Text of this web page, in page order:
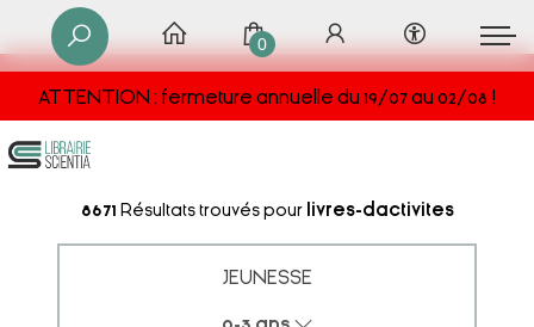
ATTENTION : fermeture annuelle du 19/07 au 02/08 !
0
8671 Résultats trouvés pour livres-dactivites
JEUNESSE